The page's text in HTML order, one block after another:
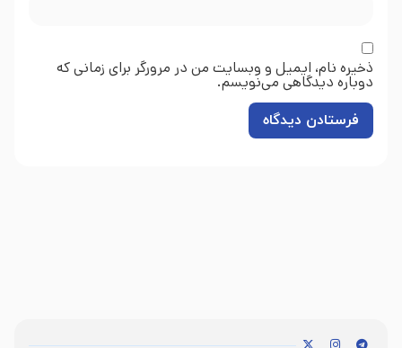
ذخیره نام، ایمیل و وبسایت من در مرورگر برای زمانی که
دوباره دیدگاهی می‌نویسم.